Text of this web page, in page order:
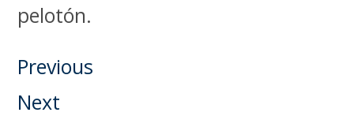
pelotón.
Previous
Next